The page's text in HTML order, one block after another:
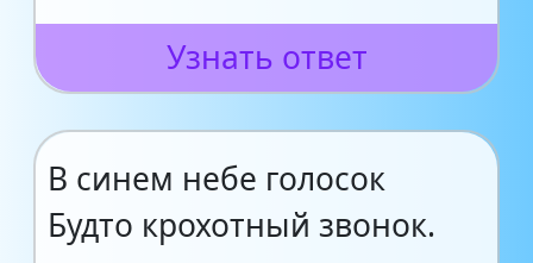
Узнать ответ
В синем небе голосок
Будто крохотный звонок.